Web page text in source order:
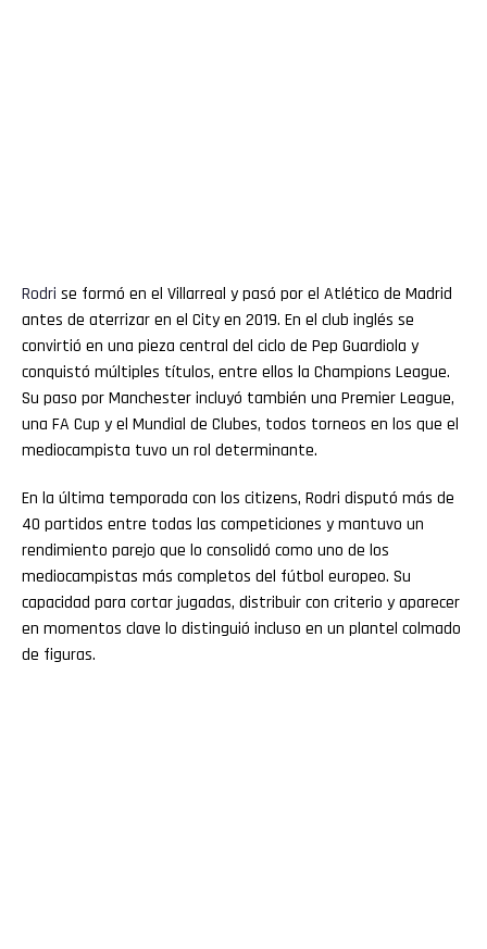
Rodri se formó en el Villarreal y pasó por el Atlético de Madrid
antes de aterrizar en el City en 2019. En el club inglés se
convirtió en una pieza central del ciclo de Pep Guardiola y
conquistó múltiples títulos, entre ellos la Champions League.
Su paso por Manchester incluyó también una Premier League,
una FA Cup y el Mundial de Clubes, todos torneos en los que el
mediocampista tuvo un rol determinante.
En la última temporada con los citizens, Rodri disputó más de
40 partidos entre todas las competiciones y mantuvo un
rendimiento parejo que lo consolidó como uno de los
mediocampistas más completos del fútbol europeo. Su
capacidad para cortar jugadas, distribuir con criterio y aparecer
en momentos clave lo distinguió incluso en un plantel colmado
de figuras.